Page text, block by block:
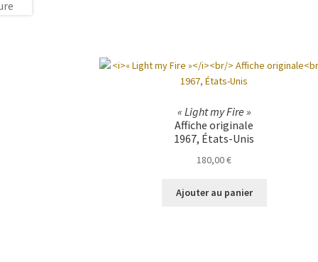
« Light my Fire »
Affiche originale
1967, États-Unis
180,00€
Ajouter au panier